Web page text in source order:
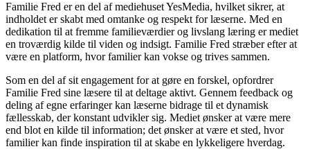
Familie Fred er en del af mediehuset YesMedia, hvilket sikrer, at
indholdet er skabt med omtanke og respekt for læserne. Med en
dedikation til at fremme familieværdier og livslang læring er mediet
en troværdig kilde til viden og indsigt. Familie Fred stræber efter at
være en platform, hvor familier kan vokse og trives sammen.
Som en del af sit engagement for at gøre en forskel, opfordrer
Familie Fred sine læsere til at deltage aktivt. Gennem feedback og
deling af egne erfaringer kan læserne bidrage til et dynamisk
fællesskab, der konstant udvikler sig. Mediet ønsker at være mere
end blot en kilde til information; det ønsker at være et sted, hvor
familier kan finde inspiration til at skabe en lykkeligere hverdag.